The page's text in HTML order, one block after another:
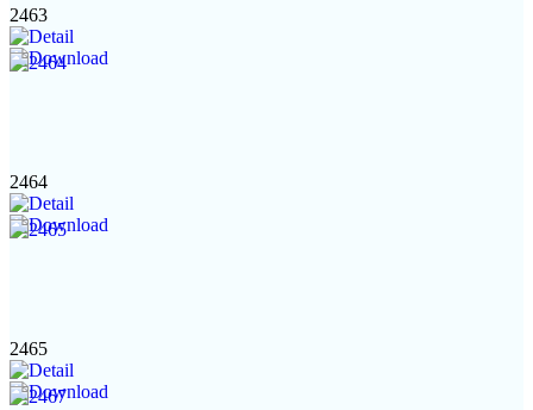
2463
2464
2465